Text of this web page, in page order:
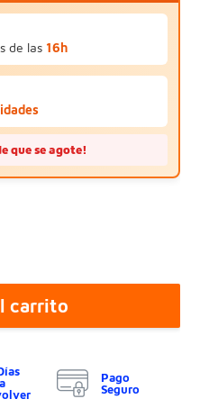
de las 16h
que se agote!
carrito
Pago
Seguro